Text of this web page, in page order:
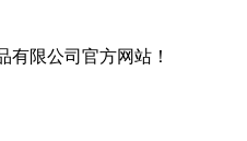
有限公司官方网站！